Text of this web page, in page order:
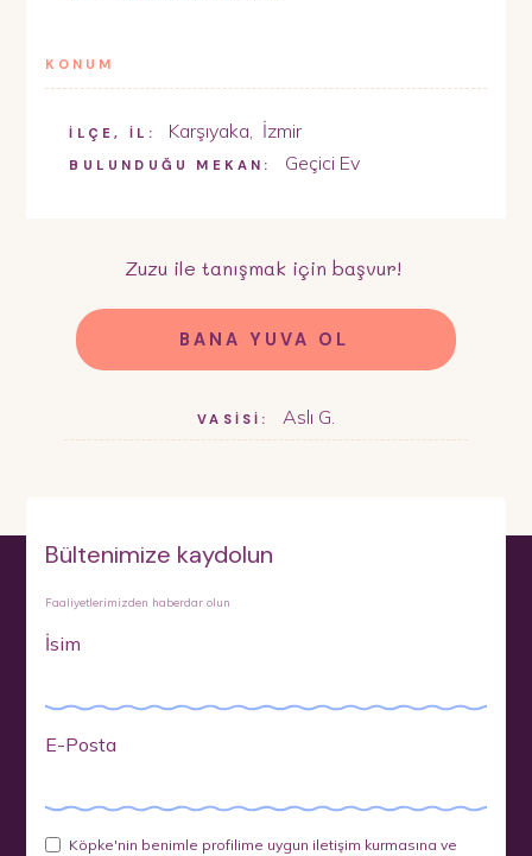
KONUM
İLÇE, İL: Karşıyaka, İzmir
BULUNDUĞU MEKAN: Geçici Ev
Zuzu ile tanışmak için başvur!
BANA YUVA OL
VASİSİ: Aslı G.
Bültenimize kaydolun
Faaliyetlerimizden haberdar olun
İsim
E-Posta
Köpke'nin benimle profilime uygun iletişim kurmasına ve